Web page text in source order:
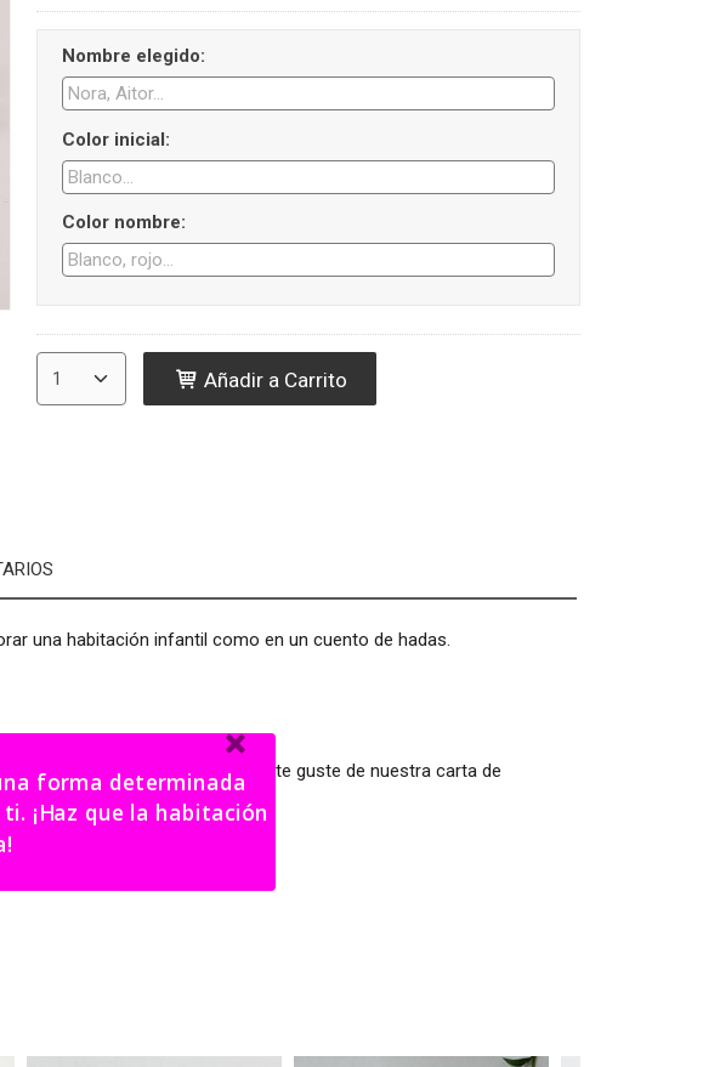
Nombre elegido:
Color inicial:
Color nombre:
Añadir a Carrito
una habitación infantil como en un cuento de hadas.
en el color que más te guste de nuestra carta de
forma determinada